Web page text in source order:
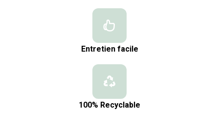
Entretien facile
100% Recyclable